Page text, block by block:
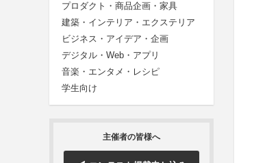
プロダクト・商品企画・家具
建築・インテリア・エクステリア
ビジネス・アイデア・企画
デジタル・Web・アプリ
音楽・エンタメ・レシピ
学生向け
主催者の皆様へ